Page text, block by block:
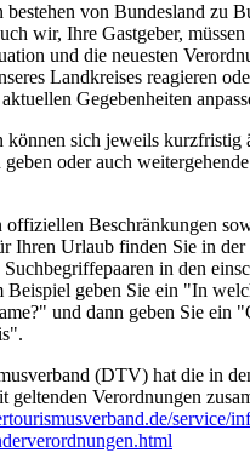
von Bundesland zu
wir, Ihre Gastgeber,
und die neuesten
Landkreises reagieren
Gegebenheiten
können sich jeweils kurzfristig
oder auch weitergehende
offiziellen Beschränkungen
Ihren Urlaub finden Sie in der
in den
Beispiel geben Sie ein "In
und dann geben Sie ein
(DTV) hat die in
geltenden Verordnungen
­service/­